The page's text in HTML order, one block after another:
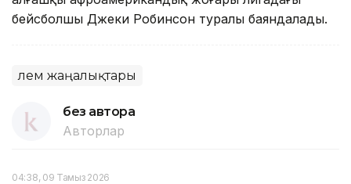
бейсболшы Джеки Робинсон туралы баяндалады.
Әлем жаңалықтары
без автора
Авторлар
04:38, 09 Тамыз 2026